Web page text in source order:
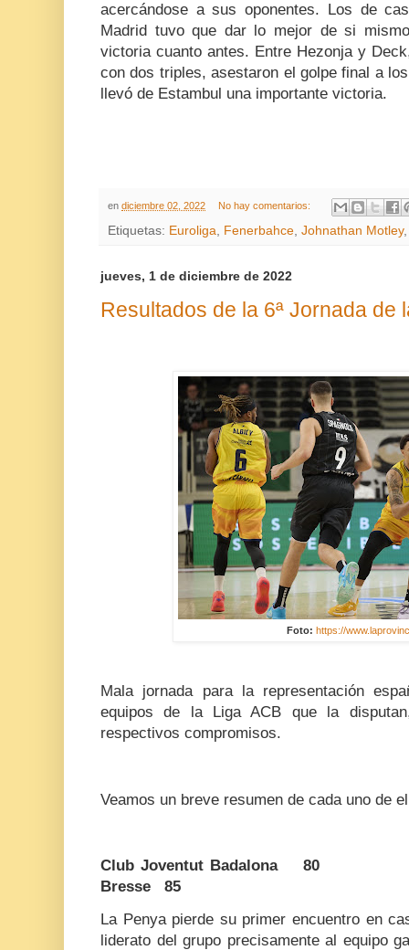
acercándose a sus oponentes. Los de
Madrid tuvo que dar lo mejor de si
victoria cuanto antes. Entre Hezonja y
con dos triples, asestaron el golpe final a
llevó de Estambul una importante victoria.
en diciembre 02, 2022 No hay comentarios:
Etiquetas: Euroliga Fenerbahce Johnathan Motley
jueves, 1 de diciembre de 2022
Resultados de la 6ª Jornada de
Foto: https://
Mala jornada para la representación
equipos de la Liga ACB que la
respectivos compromisos.
Veamos un breve resumen de cada uno de
Club Joventut Badalona 80 -
Bresse 85
La Penya pierde su primer encuentro en
liderato del grupo precisamente al equipo